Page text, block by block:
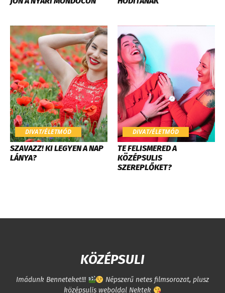
DIVAT/ÉLETMÓD
SZAVAZZ! KI LEGYEN A NAP
LÁNYA?
DIVAT/ÉLETMÓD
TE FELISMERED A
KÖZÉPSULIS
SZEREPLŐKET?
KÖZÉPSULI
Imádunk Benneteket!!!
Népszerű netes filmsorozat, plusz
középsulis weboldal Nektek